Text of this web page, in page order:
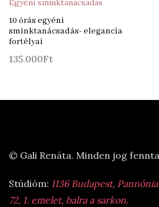
Egyéni sminktanácsadás
10 órás egyéni
sminktanácsadás- elegancia
fortélyai
135.000Ft
© Gali Renáta. Minden jog
Stúdióm: 1136 Budapest,
72, 1. emelet, balra a sarkon.